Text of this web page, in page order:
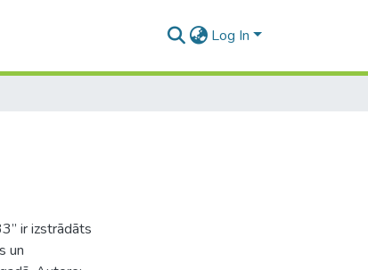
Log In
ir izstrādāts
un